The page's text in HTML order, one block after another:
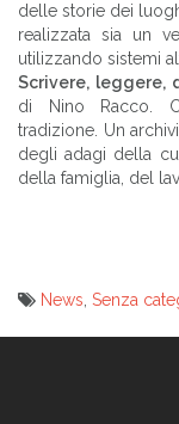
delle storie dei
realizzata sia un
utilizzando sistemi
Scrivere, leggere,
di Nino Racco.
tradizione. Un
degli adagi della
della famiglia, del
News, Senza